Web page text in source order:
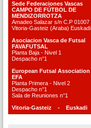
Sede Federaciones Vascas
CAMPO DE FÚTBOL DE
MENDIZORROTZA
Amadeo Salazar s/n C.P 01007
Vitoria-Gasteiz (Araba) Euskadi
Asociacion Vasca de Futsal
FAVAFUTSAL
Planta Baja - Nivel 1
Despacho n°1
European Futsal Association
EFA
Planta Primera - Nivel 2
Despacho n°1
Sala de Reuniones n°1
Vitoria-Gasteiz - Euskadi